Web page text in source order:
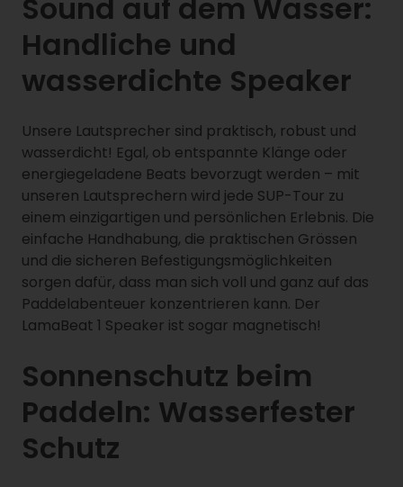
Sound auf dem Wasser:
Handliche und
wasserdichte Speaker
Unsere Lautsprecher sind praktisch, robust und
wasserdicht! Egal, ob entspannte Klänge oder
energiegeladene Beats bevorzugt werden – mit
unseren Lautsprechern wird jede SUP-Tour zu
einem einzigartigen und persönlichen Erlebnis. Die
einfache Handhabung, die praktischen Grössen
und die sicheren Befestigungsmöglichkeiten
sorgen dafür, dass man sich voll und ganz auf das
Paddelabenteuer konzentrieren kann. Der
LamaBeat 1 Speaker ist sogar magnetisch!
Sonnenschutz beim
Paddeln: Wasserfester
Schutz